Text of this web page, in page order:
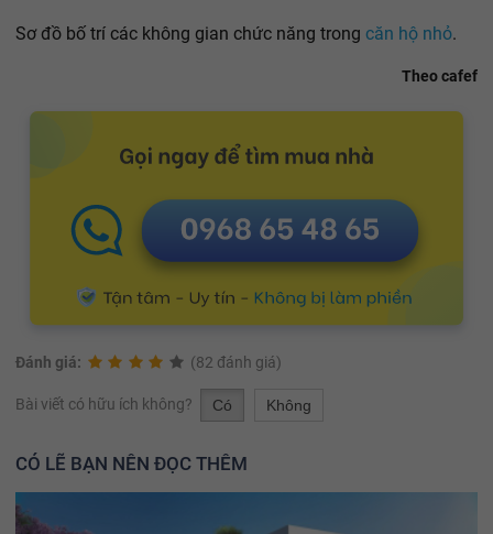
Sơ đồ bố trí các không gian chức năng trong căn hộ nhỏ.
Theo cafef
Đánh giá: (82 đánh giá)
Bài viết có hữu ích không? Có Không
CÓ LẼ BẠN NÊN ĐỌC THÊM